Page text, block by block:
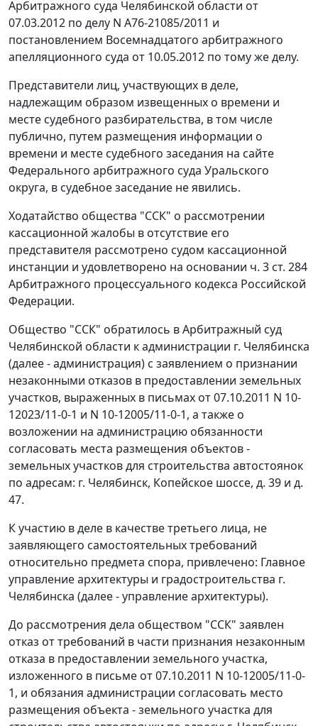
Арбитражного суда Челябинской области от
07.03.2012 по делу N А76-21085/2011 и
постановлением Восемнадцатого арбитражного
апелляционного суда от 10.05.2012 по тому же делу.
Представители лиц, участвующих в деле,
надлежащим образом извещенных о времени и
месте судебного разбирательства, в том числе
публично, путем размещения информации о
времени и месте судебного заседания на сайте
Федерального арбитражного суда Уральского
округа, в судебное заседание не явились.
Ходатайство общества "ССК" о рассмотрении
кассационной жалобы в отсутствие его
представителя рассмотрено судом кассационной
инстанции и удовлетворено на основании ч. 3 ст. 284
Арбитражного процессуального кодекса Российской
Федерации.
Общество "ССК" обратилось в Арбитражный суд
Челябинской области к администрации г. Челябинска
(далее - администрация) с заявлением о признании
незаконными отказов в предоставлении земельных
участков, выраженных в письмах от 07.10.2011 N 10-
12023/11-0-1 и N 10-12005/11-0-1, а также о
возложении на администрацию обязанности
согласовать места размещения объектов -
земельных участков для строительства автостоянок
по адресам: г. Челябинск, Копейское шоссе, д. 39 и д.
47.
К участию в деле в качестве третьего лица, не
заявляющего самостоятельных требований
относительно предмета спора, привлечено: Главное
управление архитектуры и градостроительства г.
Челябинска (далее - управление архитектуры).
До рассмотрения дела обществом "ССК" заявлен
отказ от требований в части признания незаконным
отказа в предоставлении земельного участка,
изложенного в письме от 07.10.2011 N 10-12005/11-0-
1, и обязания администрации согласовать место
размещения объекта - земельного участка для